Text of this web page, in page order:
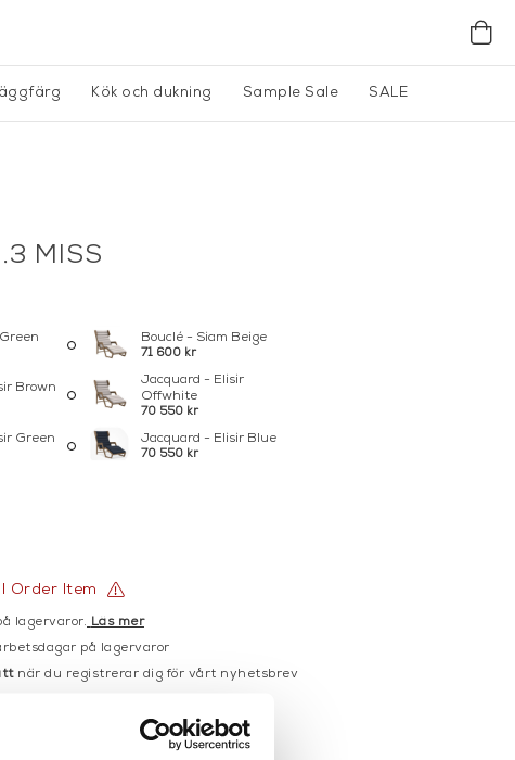
Kök och dukning Sample Sale SALE
MISS
Bouclé - Siam Beige
71 600 kr
Brown
Jacquard - Elisir
Offwhite
70 550 kr
Green Jacquard - Elisir Blue
70 550 kr
Order Item
lagervaror. Läs mer
på lagervaror
när du registrerar dig för vårt nyhetsbrev